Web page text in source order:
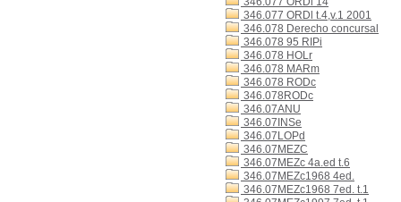
346.077 ORDl t.4,v.1 2001
346.078 Derecho concursal
346.078 95 RIPi
346.078 HOLr
346.078 MARm
346.078 RODc
346.078RODc
346.07ANU
346.07INSe
346.07LOPd
346.07MEZC
346.07MEZc 4a.ed t.6
346.07MEZc1968 4ed.
346.07MEZc1968 7ed. t.1